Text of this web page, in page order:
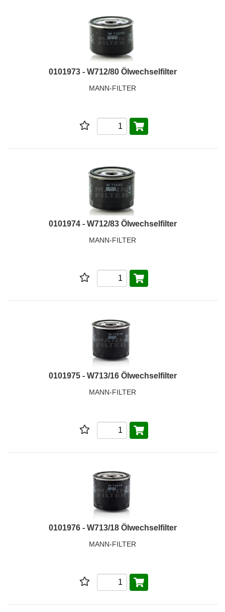
0101973 - W712/80 Ölwechselfilter
MANN-FILTER
0101974 - W712/83 Ölwechselfilter
MANN-FILTER
0101975 - W713/16 Ölwechselfilter
MANN-FILTER
0101976 - W713/18 Ölwechselfilter
MANN-FILTER